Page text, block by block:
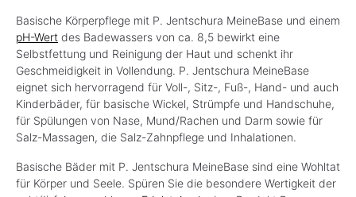
Basische Körperpflege mit P. Jentschura MeineBase und einem
pH-Wert des Badewassers von ca. 8,5 bewirkt eine
Selbstfettung und Reinigung der Haut und schenkt ihr
Geschmeidigkeit in Vollendung. P. Jentschura MeineBase
eignet sich hervorragend für Voll-, Sitz-, Fuß-, Hand- und auch
Kinderbäder, für basische Wickel, Strümpfe und Handschuhe,
für Spülungen von Nase, Mund/Rachen und Darm sowie für
Salz-Massagen, die Salz-Zahnpflege und Inhalationen.
Basische Bäder mit P. Jentschura MeineBase sind eine Wohltat
für Körper und Seele. Spüren Sie die besondere Wertigkeit der